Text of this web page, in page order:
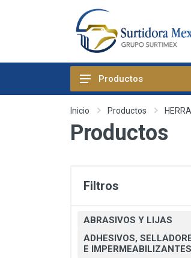
ABRASIVOS Y LIJAS
ADHESIVOS, SELLADORES E
IMPERMEABILIZANTES
ARTICULOS DE FIJACION
HOGAR
BOMBAS,
REGADERA ELECTRICA
Productos
Inicio Productos
Productos
Filtros
ABRASIVOS Y LIJAS
ADHESIVOS,
E IMPERMEABILIZANTES